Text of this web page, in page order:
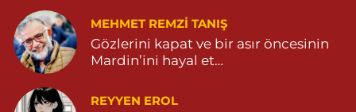
MEHMET REMZI TANIŞ
Gözlerini kapat ve bir asır öncesinin
Mardin’ini hayal et…
REYYEN EROL